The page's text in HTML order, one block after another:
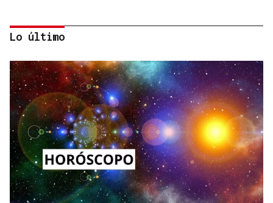
BIOGRAFÍAS
Jesusa Prado López, la fuerza ourensana que
iluminó La Habana
Lo último